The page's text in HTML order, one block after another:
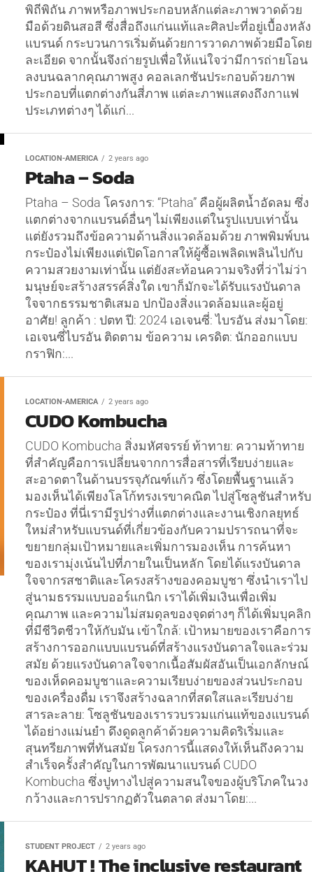
พิถีพิถัน ภาพหรือภาพประกอบหลักแต่ละภาพวาดด้วย
มือด้วยดินสอสี ซึ่งสื่อถึงแก่นแท้และศิลปะที่อยู่เบื้องหลัง
แบรนด์ กระบวนการเริ่มต้นด้วยการวาดภาพด้วยมือโดย
ละเอียด จากนั้นจึงถ่ายรูปเพื่อให้แน่ใจว่ามีการถ่ายโอน
ลงบนฉลากคุณภาพสูง คอลเลกชันประกอบด้วยภาพ
ประกอบที่แตกต่างกันสี่ภาพ แต่ละภาพแสดงถึงกาแฟ
ประเภทต่างๆ ได้แก่...
LOCATION-AMERICA 2 years ago
Ptaha – Soda
Ptaha – Soda โครงการ: “Ptaha” คือผู้ผลิตน้ำอัดลม ซึ่ง
แตกต่างจากแบรนด์อื่นๆ ไม่เพียงแต่ในรูปแบบเท่านั้น
แต่ยังรวมถึงข้อความด้านสิ่งแวดล้อมด้วย ภาพพิมพ์บน
กระป๋องไม่เพียงแต่เปิดโอกาสให้ผู้ซื้อเพลิดเพลินไปกับ
ความสวยงามเท่านั้น แต่ยังสะท้อนความจริงที่ว่าไม่ว่า
มนุษย์จะสร้างสรรค์สิ่งใด เขาก็มักจะได้รับแรงบันดาล
ใจจากธรรมชาติเสมอ ปกป้องสิ่งแวดล้อมและผู้อยู่
อาศัย! ลูกค้า : ปตท ปี: 2024 เอเจนซี่: ไบรอัน ส่งมาโดย:
เอเจนซี่ไบรอัน ติดตาม ข้อความ เครดิต: นักออกแบบ
กราฟิก:...
LOCATION-AMERICA 2 years ago
CUDO Kombucha
CUDO Kombucha สิ่งมหัศจรรย์ ท้าทาย: ความท้าทาย
ที่สำคัญคือการเปลี่ยนจากการสื่อสารที่เรียบง่ายและ
สะอาดตาในด้านบรรจุภัณฑ์แก้ว ซึ่งโดยพื้นฐานแล้ว
มองเห็นได้เพียงโลโก้ทรงเรขาคณิต ไปสู่โซลูชันสำหรับ
กระป๋อง ที่นี่เรามีรูปร่างที่แตกต่างและงานเชิงกลยุทธ์
ใหม่สำหรับแบรนด์ที่เกี่ยวข้องกับความปรารถนาที่จะ
ขยายกลุ่มเป้าหมายและเพิ่มการมองเห็น การค้นหา
ของเรามุ่งเน้นไปที่ภายในเป็นหลัก โดยได้แรงบันดาล
ใจจากรสชาติและโครงสร้างของคอมบูชา ซึ่งนำเราไป
สู่นามธรรมแบบออร์แกนิก เราได้เพิ่มเงินเพื่อเพิ่ม
คุณภาพ และความไม่สมดุลของจุดต่างๆ ก็ได้เพิ่มบุคลิก
ที่มีชีวิตชีวาให้กับมัน เข้าใกล้: เป้าหมายของเราคือการ
สร้างการออกแบบแบรนด์ที่สร้างแรงบันดาลใจและร่วม
สมัย ด้วยแรงบันดาลใจจากเนื้อสัมผัสอันเป็นเอกลักษณ์
ของเห็ดคอมบูชาและความเรียบง่ายของส่วนประกอบ
ของเครื่องดื่ม เราจึงสร้างฉลากที่สดใสและเรียบง่าย
สารละลาย: โซลูชันของเรารวบรวมแก่นแท้ของแบรนด์
ได้อย่างแม่นยำ ดึงดูดลูกค้าด้วยความคิดริเริ่มและ
สุนทรียภาพที่ทันสมัย โครงการนี้แสดงให้เห็นถึงความ
สำเร็จครั้งสำคัญในการพัฒนาแบรนด์ CUDO
Kombucha ซึ่งปูทางไปสู่ความสนใจของผู้บริโภคในวง
กว้างและการปรากฏตัวในตลาด ส่งมาโดย:...
STUDENT PROJECT 2 years ago
KAHUT ! The inclusive restaurant